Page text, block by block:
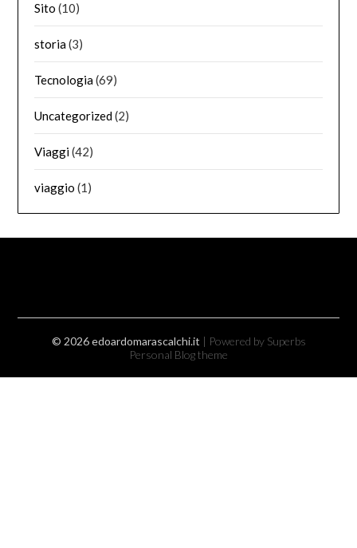
Sito (10)
storia(3)
Tecnologia(69)
Uncategorized(2)
Viaggi(42)
viaggio (1)
© 2026 edoardomarascalchi.it | Powered by Superbs
Personal Blog theme